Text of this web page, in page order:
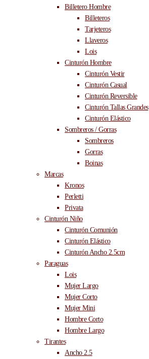
Billetero Hombre
Billeteros
Tarjeteros
Llaveros
Lois
Cinturón Hombre
Cinturón Vestir
Cinturón Casual
Cinturón Reversible
Cinturón Tallas Grandes
Cinturón Elástico
Sombreros / Gorras
Sombreros
Gorras
Boinas
Marcas
Kronos
Perletti
Privata
Cinturón Niño
Cinturón Comunión
Cinturón Elástico
Cinturón Ancho 2.5cm
Paraguas
Lois
Mujer Largo
Mujer Corto
Mujer Mini
Hombre Corto
Hombre Largo
Tirantes
Ancho 2.5